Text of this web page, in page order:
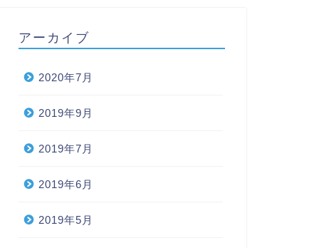
アーカイブ
2020年7月
2019年9月
2019年7月
2019年6月
2019年5月